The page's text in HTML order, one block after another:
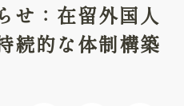
せ：在留外国人
続的な体制構築